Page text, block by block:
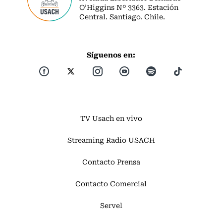
O’Higgins Nº 3363. Estación
Central. Santiago. Chile.
Síguenos en:
TV Usach en vivo
Streaming Radio USACH
Contacto Prensa
Contacto Comercial
Servel